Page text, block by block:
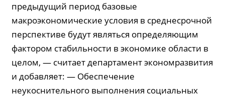
предыдущий период базовые
макроэкономические условия в среднесрочной
перспективе будут являться определяющим
фактором стабильности в экономике области в
целом, — считает департамент экономразвития
и добавляет: — Обеспечение
неукоснительного выполнения социальных